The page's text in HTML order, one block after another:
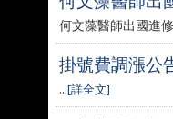
何文藻醫師出國進
掛號費調漲公
...[詳全文]